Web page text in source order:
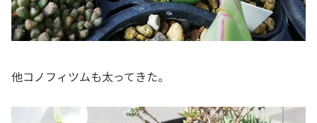
他コノフィツムも太ってきた。